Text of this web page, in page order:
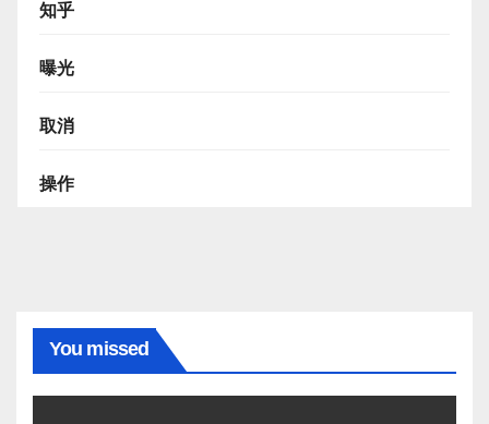
知乎
曝光
取消
操作
You missed